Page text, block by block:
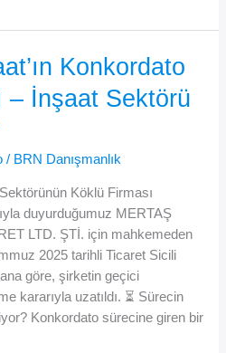
Konkordato
– İnşaat Sektörü
/ BRN Danışmanlık
Köklü Firması
duyurduğumuz MERTAŞ
LTD. ŞTİ. için mahkemeden
2025 tarihli Ticaret Sicili
göre, şirketin geçici
kararıyla uzatıldı. ⏳ Sürecin
Konkordato sürecine giren bir